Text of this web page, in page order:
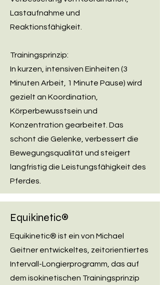
Lastaufnahme und
Reaktionsfähigkeit.
Trainingsprinzip:
In kurzen, intensiven Einheiten (3
Minuten Arbeit, 1 Minute Pause) wird
gezielt an Koordination,
Körperbewusstsein und
Konzentration gearbeitet. Das
schont die Gelenke, verbessert die
Bewegungsqualität und steigert
langfristig die Leistungsfähigkeit des
Pferdes.
Equikinetic®
Equikinetic® ist ein von Michael
Geitner entwickeltes, zeitorientiertes
Intervall-Longierprogramm, das auf
dem isokinetischen Trainingsprinzip